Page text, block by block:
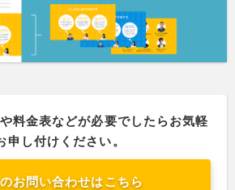
料金表などが必要でしたらお気軽
申し付けください。
お問い合わせはこちら